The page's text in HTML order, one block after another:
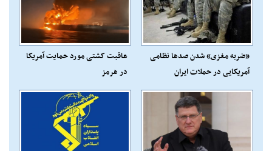
«ضربه مغزی» شدن صدها نظامی
آمریکایی در حملات ایران
عاقبت کشتی مورد حمایت آمریکا
در هرمز